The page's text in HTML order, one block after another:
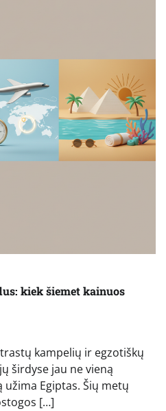
kiek šiemet kainuos
kampelių ir egzotiškų
širdyse jau ne vieną
Egiptas. Šių metų
[…]